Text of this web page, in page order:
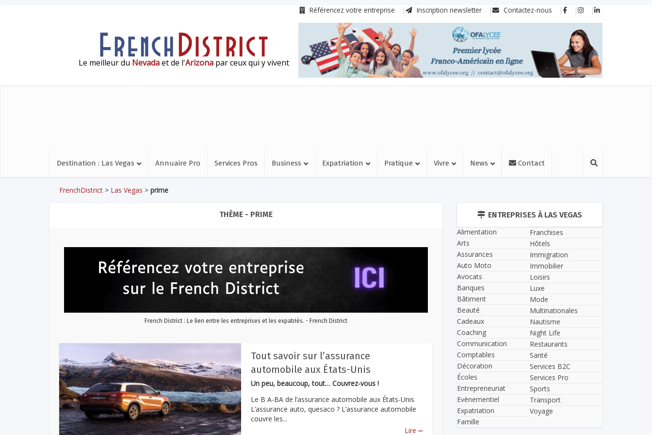
Référencez votre entreprise Inscription newsletter Contactez-nous
Le meilleur du Nevadaet de l'Arizona par ceux qui y vivent
Destination : Las Vegas Annuaire Pro Services Pros Business Expatriation Pratique Vivre News Contact
FrenchDistrict > Las Vegas > prime
THÈME - PRIME
French District : Le lien entre les entreprises et les expatriés. - French District
Tout savoir sur l’assurance
automobile aux États-Unis
Un peu, beaucoup, tout… Couvrez-vous !
Le B A-BA de l’assurance automobile aux États-Unis
L’assurance auto, quesaco ? L’assurance automobile
couvre les...
Lire ...
ENTREPRISES À LAS VEGAS
Alimentation
Arts
Assurances
Auto Moto
Avocats
Banques
Bâtiment
Beauté
Cadeaux
Coaching
Communication
Comptables
Décoration
Écoles
Entrepreneuriat
Evènementiel
Expatriation
Famille
Franchises
Hôtels
Immigration
Immobilier
Loisirs
Luxe
Mode
Multinationales
Nautisme
Night Life
Restaurants
Santé
Services B2C
Services Pro
Sports
Transport
Voyage